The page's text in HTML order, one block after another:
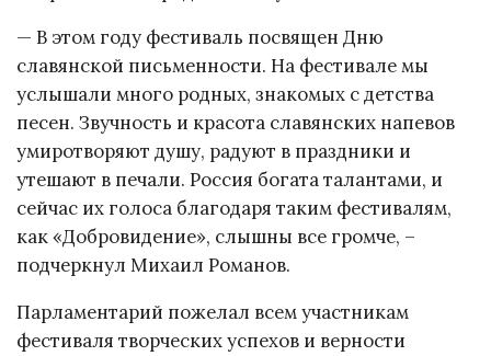
— В этом году фестиваль посвящен Дню
славянской письменности. На фестивале мы
услышали много родных, знакомых с детства
песен. Звучность и красота славянских напевов
умиротворяют душу, радуют в праздники и
утешают в печали. Россия богата талантами, и
сейчас их голоса благодаря таким фестивалям,
как «Добровидение», слышны все громче, –
подчеркнул Михаил Романов.
Парламентарий пожелал всем участникам
фестиваля творческих успехов и верности